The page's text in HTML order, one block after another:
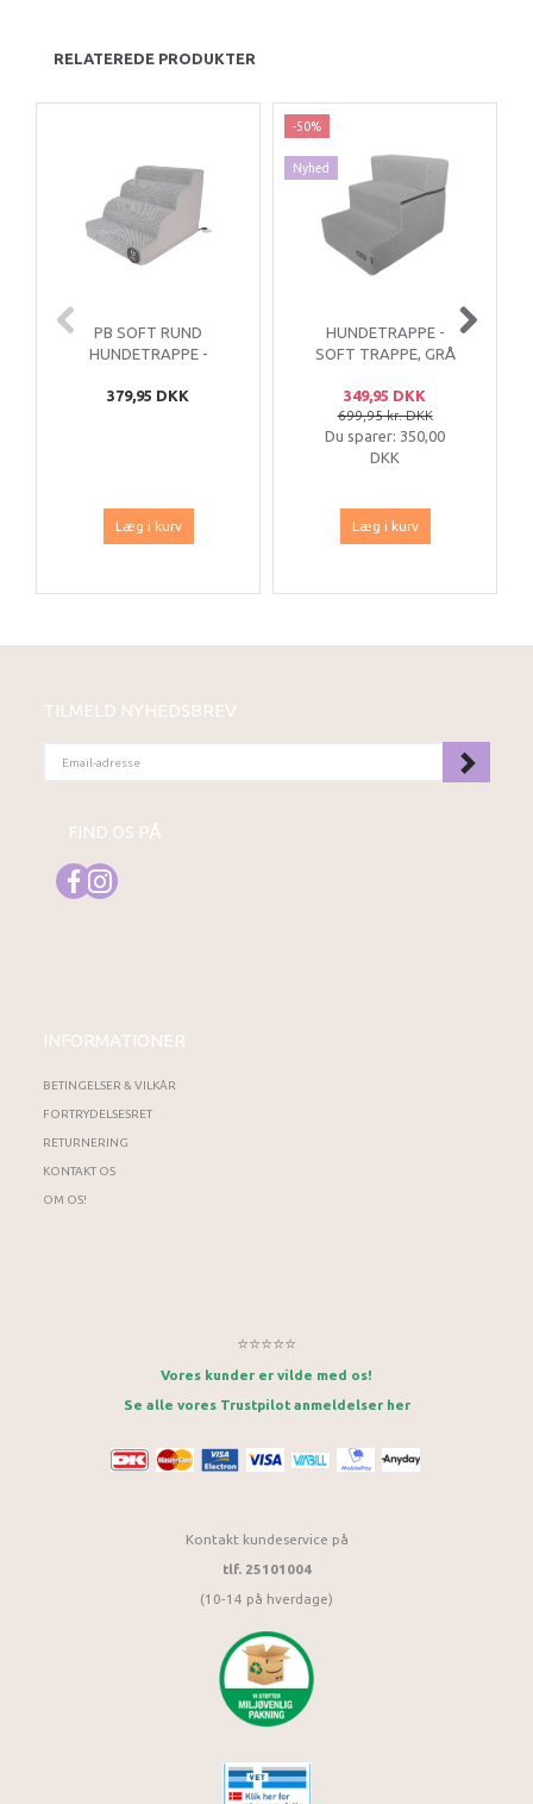
RELATEREDE PRODUKTER
PB SOFT RUND
HUNDETRAPPE -
379,95 DKK
Læg i kurv
-50%
Nyhed
HUNDETRAPPE -
SOFT TRAPPE, GRÅ
349,95 DKK
699,95 kr. DKK
Du sparer: 350,00
DKK
Læg i kurv
TILMELD NYHEDSBREV
ADRESSE
FIND OS PÅ
INFORMATIONER
BETINGELSER & VILKÅR
FORTRYDELSESRET
RETURNERING
KONTAKT OS
OM OS!
⭐⭐⭐⭐⭐
Vores kunder er vilde med os!
Se alle vores Trustpilot anmeldelser her
Kontakt kundeservice på
tlf. 25101004
(10-14 på hverdage)